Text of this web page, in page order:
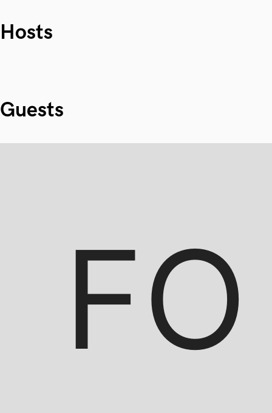
Hosts
Guests